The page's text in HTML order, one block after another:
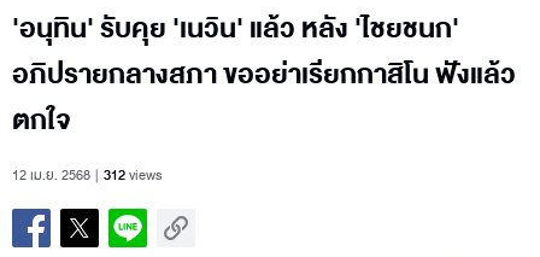
'อนุทิน' รับคุย 'เนวิน' แล้ว หลัง 'ไชยชนก'
อภิปรายกลางสภา ขออย่าเรียกกาสิโน ฟังแล้ว
ตกใจ
12 เม.ย. 2568 312views